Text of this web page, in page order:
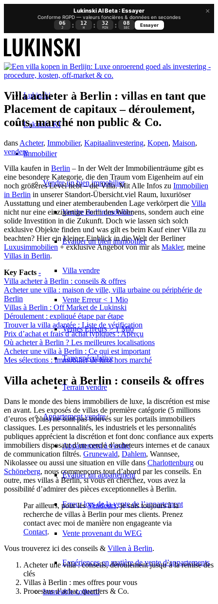
×
Lukinski AI Beta : Essayer
Conforme RGPD — valeurs foncières & données en secondes
06
J : 12
H : 32
MIN : 07
SEC
Essayer
Lukinski
Lukinski KI
Immobilier
Vendre un bien immobilier
Vendre de l’immobilier
Évaluer un bien immobilier
Villa vendre
Vente Erreur < 1 Mio
Ventes Erreurs > 1 Mio
Taxe spéculative
Terrain vendre
Appartementvendre
Appartement à vendre
Évaluer un appartement
Erreur lors de la vente de l’appartement
Vente provenant du WEG
Expériences en matière de vente d’appartements
Immeuble collectif
Villa acheter à Berlin : villas en tant que
Placement de capitaux – déroulement,
coûts, marché non public & Co.
dans Acheter, Immobilier, Kapitaalinvestering, Kopen, Maison,
vendere
Villa kaufen in Berlin – In der Welt der Immobilienträume gibt es
eine besondere Kategorie, die den Traum vom Eigenheim auf ein
noch größeres Level hebt – die Villa. Mit Alle Infos zu Immobilien
in Berlin in unserer Standort-Übersicht.viel Raum, luxuriöser
Ausstattung und einer atemberaubenden Lage verkörpert die Villa
nicht nur eine einzigartige Form des Wohnens, sondern auch eine
solide Investition in die Zukunft. Doch wie lassen sich solch
exklusive Objekte finden und was gilt es beim Kauf einer Villa zu
beachten? Hier ein kleiner Einblick in die Welt der Berliner
Luxusimmobilien + exklusive Angebot von mir als Makler, meine
Villas in Berlin.
Key Facts -
Villa acheter à Berlin : conseils & offres
Acheter une villa : maison de ville, villa urbaine ou périphérie de
Berlin
Villas à Berlin : Off Market de Lukinski
Déroulement : expliqué étape par étape
Trouver la villa adaptée : Liste de vérification
Prix d’achat et frais d’achat typiques : Aperçu
Où acheter à Berlin ? Les meilleures localisations
Acheter une villa à Berlin : Ce qui est important
Mes sélections : Immobilier de luxe hors marché
Villa acheter à Berlin : conseils & offres
Dans le monde des biens immobiliers de luxe, la discrétion est mise
en avant. Les exposés de villas de première catégorie (5 millions
d’euros et plus) ne sont pas trouvés sur les portails immobiliers
classiques. Les personnalités, les industriels et les personnalités
publiques apprécient la discrétion et font donc confiance aux experts
immobiliers disposant d’un cercle d’acheteurs internes et de canaux
de communication filtrés. Grunewald, Dahlem, Wannsee,
Nikolassee ou aussi une situation en ville dans Charlottenburg ou
Schöneberg, nous commençons tout d’abord par les conseils. En
outre, mes villas à Berlin, si vous en cherchez, vous avez la
possibilité d’admirer des pièces exceptionnelles à Berlin.
Par ailleurs, pour lesVendeurs, je suis toujours à la
recherche de villas à Berlin pour mes clients. Prenez
contact avec moi de manière non engageante via
Contact.
Vous trouverez ici des conseils & Villen à Berlin.
Acheter une villa : conseils, déroulement jusqu’à la remise des
clés
Villas à Berlin : mes offres pour vous
Processus d’achat, quartiers & Co.